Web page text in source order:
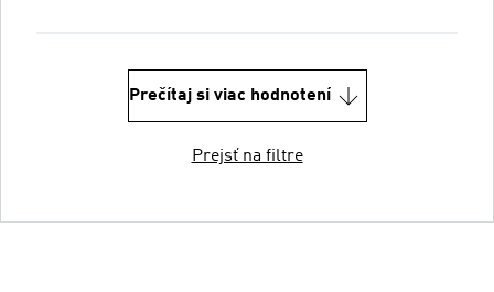
Prečítaj si viac hodnotení
Prejsť na filtre